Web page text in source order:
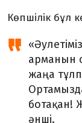
Көпшілік бұл
арманын
жаңа
ботақан!
әнші.